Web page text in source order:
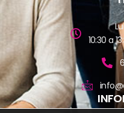
10:30 a